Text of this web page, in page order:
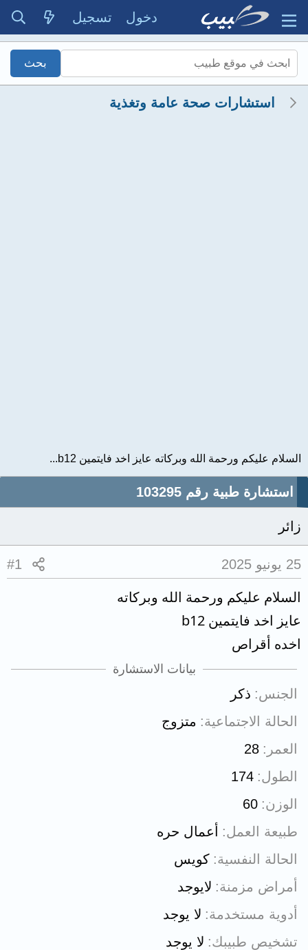
دخول تسجيل
استشارات صحة عامة وتغذية
السلام عليكم ورحمة الله وبركاته عايز اخد فايتمين b12...
استشارة طبية رقم 103295
زائر
25 يونيو 2025 #1
السلام عليكم ورحمة الله وبركاته
عايز اخد فايتمين b12
اخده أقراص
بيانات الاستشارة
الجنس ذكر
الحالة الاجتماعية
متزوج
العمر
28
الطول 174
الوزن 60
طبيعة العمل
أعمال حره
الحالة النفسية كويس
أمراض مزمنة لايوجد
أدوية مستخدمة لا يوجد
تشخيص طبيبك لا يوجد